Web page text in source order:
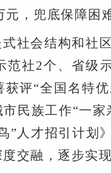
，兜底保障困
社会结构和社
范社2个、省级
评“全国名特
市民族工作“一
”人才招引计划
交融，逐步实